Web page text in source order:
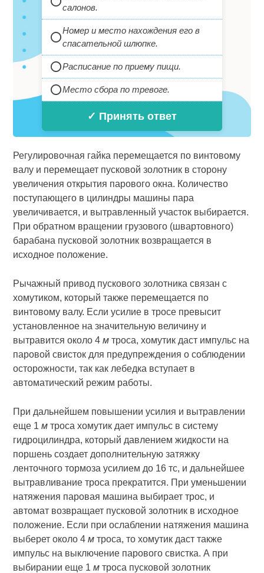
салонов.
Номер и место нахождения его в
спасательной шлюпке.
Расписание по приему пищи.
Место сбора по тревоге.
✓ Принять ответ
Регулировочная гайка перемещается по винтовому
валу и перемещает пусковой золотник в сторону
увеличения открытия парового окна. Количество
поступающего в цилиндры машины пара
увеличивается, и вытравленный участок выбирается.
При обратном вращении грузового (швартовного)
барабана пусковой золотник возвращается в
исходное положение.
Рычажный привод пускового золотника связан с
хомутиком, который также перемещается по
винтовому валу. Если усилие в тросе превысит
установленное на значительную величину и
вытравится около 4м троса, хомутик даст импульс на
паровой свисток для предупреждения о соблюдении
осторожности, так как лебедка вступает в
автоматический режим работы.
При дальнейшем повышении усилия и вытравлении
еще 1м троса хомутик дает импульс в систему
гидроцилиндра, который давлением жидкости на
поршень создает дополнительную затяжку
ленточного тормоза усилием до 16 тс, и дальнейшее
вытравливание троса прекратится. При уменьшении
натяжения паровая машина выбирает трос, и
автомат возвращает пусковой золотник в исходное
положение. Если при ослаблении натяжения машина
выберет около 4м троса, то хомутик даст также
импульс на выключение парового свистка. А при
выбирании еще 1м троса пусковой золотник